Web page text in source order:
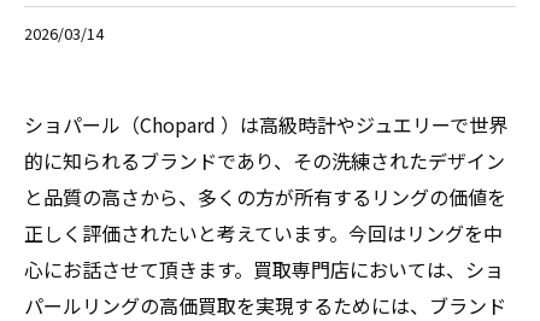
2026/03/14
ショパール（Chopard ）は高級時計やジュエリーで世界
的に知られるブランドであり、その洗練されたデザイン
と品質の高さから、多くの方が所有するリングの価値を
正しく評価されたいと考えています。今回はリングを中
心にお話させて頂きます。買取専門店においては、ショ
パールリングの高価買取を実現するためには、ブランド